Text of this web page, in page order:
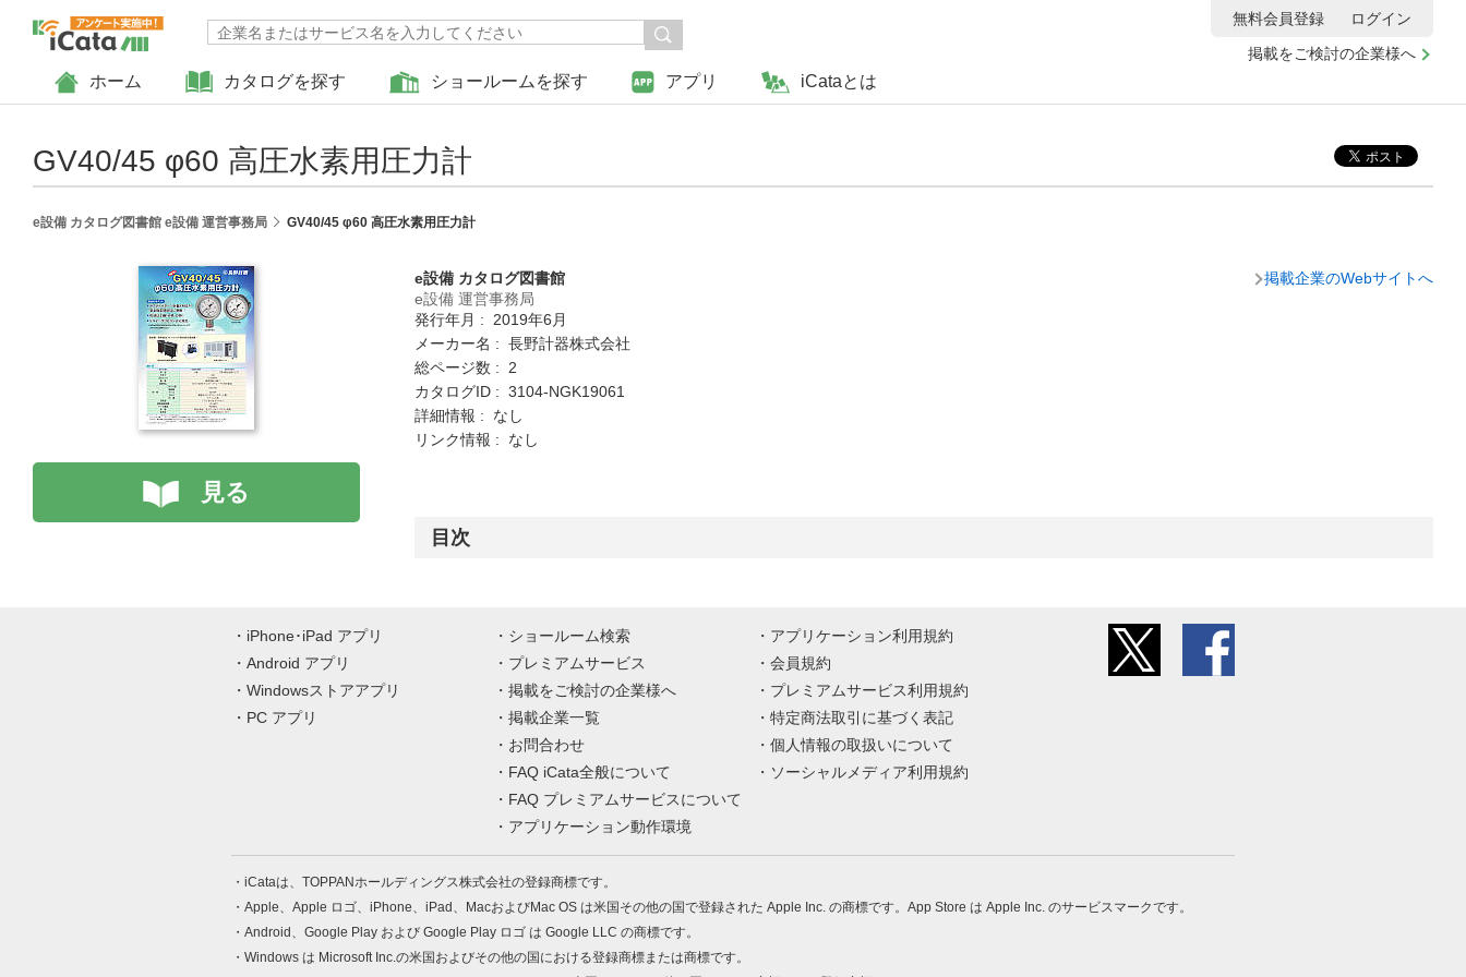
ホーム カタログを探す ショールームを探す アプリ iCataとは
掲載をご検討の企業様へ
無料会員登録 ログイン
GV40/45 φ60 高圧水素用圧力計
e設備 カタログ図書館 e設備 運営事務局 GV40/45 φ60 高圧水素用圧力計
見る
e設備 カタログ図書館
e設備 運営事務局
発行年月 : 2019年6月
メーカー名 : 長野計器株式会社
総ページ数 : 2
カタログID : 3104-NGK19061
詳細情報 : なし
リンク情報 : なし
掲載企業のWebサイトへ
目次
iPhone･iPad アプリ
Android アプリ
Windowsストアアプリ
PC アプリ
ショールーム検索
プレミアムサービス
掲載をご検討の企業様へ
掲載企業一覧
お問合わせ
FAQ iCata全般について
FAQ プレミアムサービスについて
アプリケーション動作環境
アプリケーション利用規約
会員規約
プレミアムサービス利用規約
特定商法取引に基づく表記
個人情報の取扱いについて
ソーシャルメディア利用規約
iCataは、TOPPANホールディングス株式会社の登録商標です。
Apple、Apple ロゴ、iPhone、iPad、MacおよびMac OS は米国その他の国で登録された Apple Inc. の商標です。App Store は Apple Inc. のサービスマークです。
Android、Google Play および Google Play ロゴ は Google LLC の商標です。
Windows は Microsoft Inc.の米国およびその他の国における登録商標または商標です。